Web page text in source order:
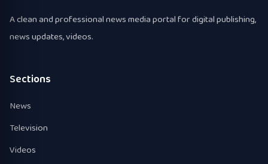
A clean and professional news media portal for digital publishing,
news updates, videos.
Sections
News
Television
Videos